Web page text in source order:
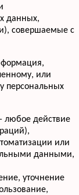
данных,
совершаемые с
или
персональных
любое действие
или
данными,
уточнение